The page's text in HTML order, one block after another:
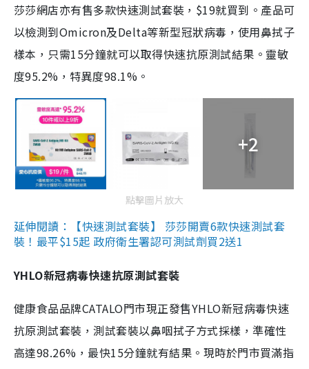
莎莎網店亦有售多款快速測試套裝，$19就買到。產品可
以檢測到Omicron及Delta等新型冠狀病毒，使用鼻拭子
樣本，只需15分鐘就可以取得快速抗原測試結果。靈敏
度95.2%，特異度98.1%。
+2
點擊圖片放大
延伸閱讀：【快速測試套裝】 莎莎開賣6款快速測試套
裝！最平$15起 政府衛生署認可測試劑買2送1
YHLO新冠病毒快速抗原測試套裝
健康食品品牌CATALO門市現正發售YHLO新冠病毒快速
抗原測試套裝，測試套裝以鼻咽拭子方式採樣，準確性
高達98.26%，最快15分鐘就有結果。現時於門市買滿指